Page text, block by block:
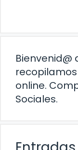
Bienvenid@
online.
Sociales.